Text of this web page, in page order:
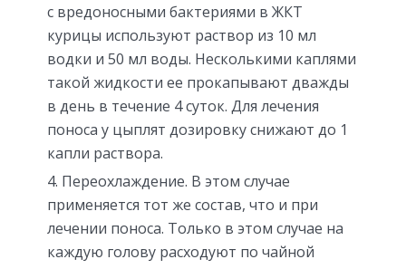
с вредоносными бактериями в ЖКТ
курицы используют раствор из 10 мл
водки и 50 мл воды. Несколькими каплями
такой жидкости ее прокапывают дважды
в день в течение 4 суток. Для лечения
поноса у цыплят дозировку снижают до 1
капли раствора.
Переохлаждение. В этом случае
применяется тот же состав, что и при
лечении поноса. Только в этом случае на
каждую голову расходуют по чайной